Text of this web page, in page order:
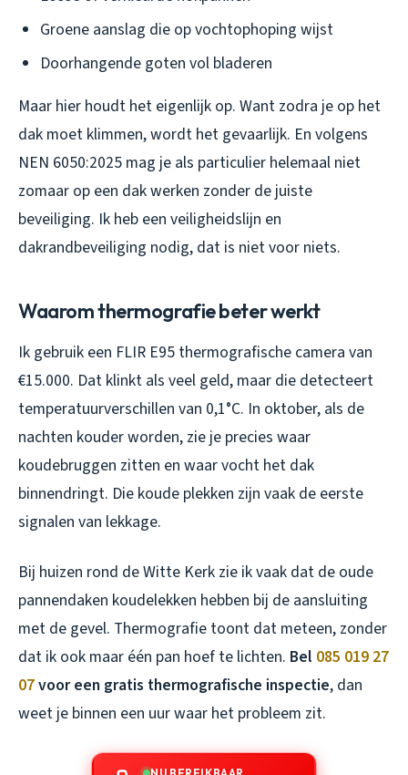
Groene aanslag die op vochtophoping wijst
Doorhangende goten vol bladeren
Maar hier houdt het eigenlijk op. Want zodra je op het
dak moet klimmen, wordt het gevaarlijk. En volgens
NEN 6050:2025 mag je als particulier helemaal niet
zomaar op een dak werken zonder de juiste
beveiliging. Ik heb een veiligheidslijn en
dakrandbeveiliging nodig, dat is niet voor niets.
Waarom thermografie beter werkt
Ik gebruik een FLIR E95 thermografische camera van
€15.000. Dat klinkt als veel geld, maar die detecteert
temperatuurverschillen van 0,1°C. In oktober, als de
nachten kouder worden, zie je precies waar
koudebruggen zitten en waar vocht het dak
binnendringt. Die koude plekken zijn vaak de eerste
signalen van lekkage.
Bij huizen rond de Witte Kerk zie ik vaak dat de oude
pannendaken koudelekken hebben bij de aansluiting
met de gevel. Thermografie toont dat meteen, zonder
dat ik ook maar één pan hoef te lichten. Bel 085 019 27
07voor een gratis thermografische inspectie, dan
weet je binnen een uur waar het probleem zit.